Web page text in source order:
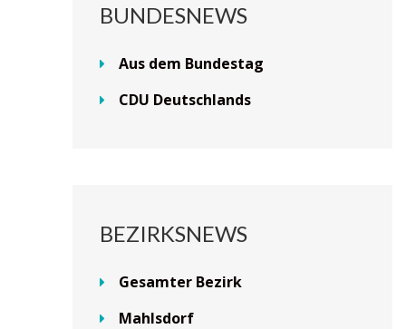
BUNDESNEWS
Aus dem Bundestag
CDU Deutschlands
BEZIRKSNEWS
Gesamter Bezirk
Mahlsdorf